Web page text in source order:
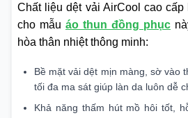
Chất liệu dệt vải AirCool cao
cho mẫu áo thun đồng phục
hòa thân nhiệt thông minh:
Bề mặt vải dệt mịn màng, sờ vào
tối đa ma sát giúp làn da luôn dễ
Khả năng thấm hút mồ hôi tốt,